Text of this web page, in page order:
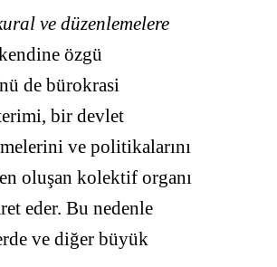
ve düzenlemelere
özgü
de bürokrasi
bir devlet
ve politikalarını
oluşan kolektif organı
eder. Bu nedenle
ve diğer büyük